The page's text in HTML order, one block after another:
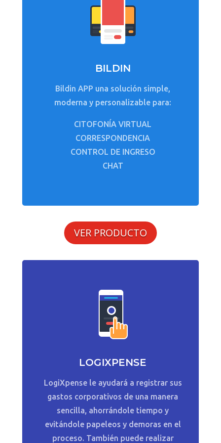
BILDIN
Bildin APP una solución simple,
moderna y personalizable para:
CITOFONÍA VIRTUAL
CORRESPONDENCIA
CONTROL DE INGRESO
CHAT
VER PRODUCTO
LOGIXPENSE
LogiXpense le ayudará a registrar sus
gastos corporativos de una manera
sencilla, ahorrándole tiempo y
evitándole papeleos y demoras en el
proceso. También puede realizar